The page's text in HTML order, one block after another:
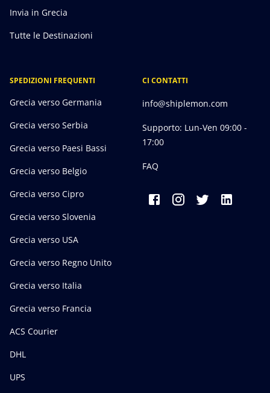
Invia in Grecia
Tutte le Destinazioni
SPEDIZIONI FREQUENTI
Grecia verso Germania
Grecia verso Serbia
Grecia verso Paesi Bassi
Grecia verso Belgio
Grecia verso Cipro
Grecia verso Slovenia
Grecia verso USA
Grecia verso Regno Unito
Grecia verso Italia
Grecia verso Francia
ACS Courier
DHL
UPS
CI CONTATTI
info@shiplemon.com
Supporto: Lun-Ven 09:00 -
17:00
FAQ